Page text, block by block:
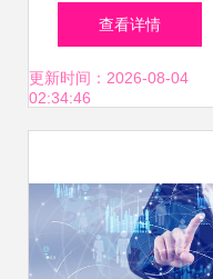
证过期怎么办？延
期、注销及处罚指
查看详情
更新时间：2026-08-04
02:34:46